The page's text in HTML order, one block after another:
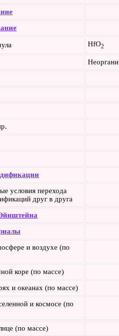
HfO2
условия перехода
друг в друга
и воздухе (по
коре (по массе)
и океанах (по массе)
и космосе (по
(по массе)